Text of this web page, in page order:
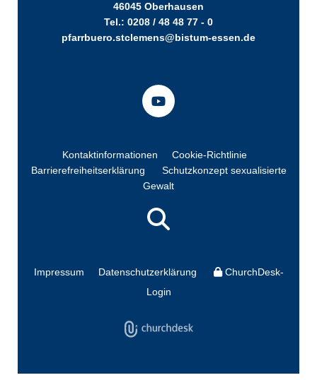
46045 Oberhausen
Tel.: 0208 / 48 48 77 - 0
pfarrbuero.stclemens@bistum-essen.de
Kontaktinformationen
Cookie-Richtlinie
Barrierefreiheitserklärung
Schutzkonzept sexualisierte
Gewalt
Impressum Datenschutzerklärung
ChurchDesk-
Login